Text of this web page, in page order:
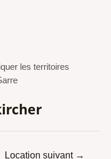
les territoires
Location suivant →